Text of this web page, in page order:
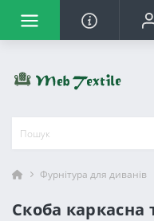
Фурнітура для диванів
Скоба каркасна